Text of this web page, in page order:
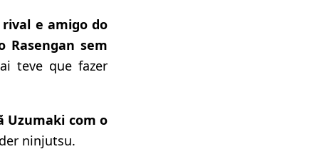
e amigo do
Rasengan sem
teve que fazer
Uzumaki com o
ninjutsu.